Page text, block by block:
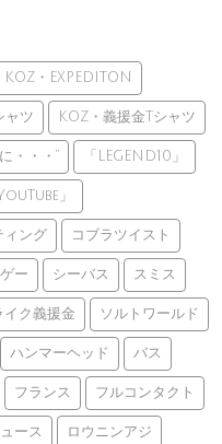
KOZ・EXPEDITON
ャツ KOZ・義援金Tシャツ
・・・” 「LEGEND10」
」
ィング コブラツイスト
ー シーバス スミス
イク義援金 ソルトワールド
ハンマーヘッド バス
フランス フルコンタクト
ース ロウニンアジ